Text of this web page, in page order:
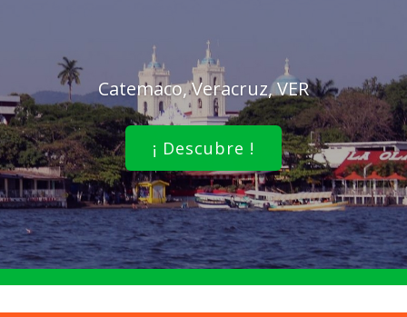
Catemaco, Veracruz, VER
¡ Descubre !